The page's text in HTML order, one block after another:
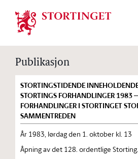
Stortinget.no
Publikasjon
STORTINGSTIDENDE
STORTINGS FORHANDLINGER
FORHANDLINGER I STORTINGET
SAMMENTREDEN
År 1983, lørdag den 1. oktober kl. 13
Åpning av det 128. ordentlige Storting.